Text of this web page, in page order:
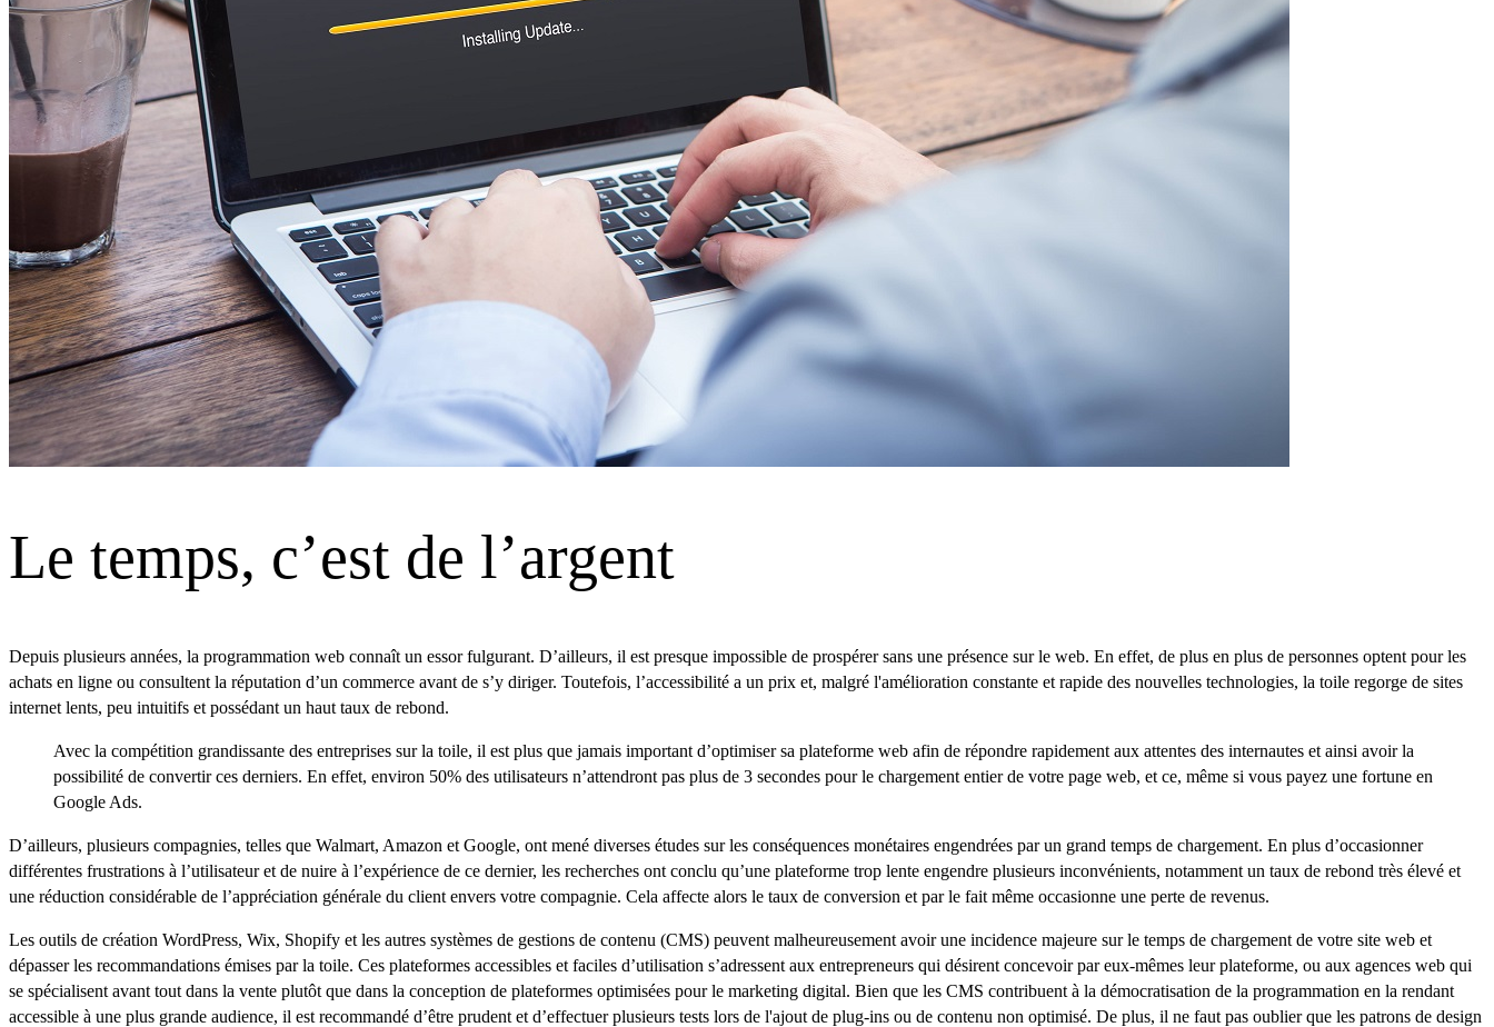
Le temps, c’est de l’argent
Depuis plusieurs années, la programmation web connaît un essor fulgurant. D’ailleurs, il est presque impossible de prospérer sans une présence sur le web. En effet, de plus en plus de personnes optent pour les
achats en ligne ou consultent la réputation d’un commerce avant de s’y diriger. Toutefois, l’accessibilité a un prix et, malgré l'amélioration constante et rapide des nouvelles technologies, la toile regorge de sites
internet lents, peu intuitifs et possédant un haut taux de rebond.
Avec la compétition grandissante des entreprises sur la toile, il est plus que jamais important d’optimiser sa plateforme web afin de répondre rapidement aux attentes des internautes et ainsi avoir la
possibilité de convertir ces derniers. En effet, environ 50% des utilisateurs n’attendront pas plus de 3 secondes pour le chargement entier de votre page web, et ce, même si vous payez une fortune en
Google Ads.
D’ailleurs, plusieurs compagnies, telles que Walmart, Amazon et Google, ont mené diverses études sur les conséquences monétaires engendrées par un grand temps de chargement. En plus d’occasionner
différentes frustrations à l’utilisateur et de nuire à l’expérience de ce dernier, les recherches ont conclu qu’une plateforme trop lente engendre plusieurs inconvénients, notamment un taux de rebond très élevé et
une réduction considérable de l’appréciation générale du client envers votre compagnie. Cela affecte alors le taux de conversion et par le fait même occasionne une perte de revenus.
Les outils de création WordPress, Wix, Shopify et les autres systèmes de gestions de contenu (CMS) peuvent malheureusement avoir une incidence majeure sur le temps de chargement de votre site web et
dépasser les recommandations émises par la toile. Ces plateformes accessibles et faciles d’utilisation s’adressent aux entrepreneurs qui désirent concevoir par eux-mêmes leur plateforme, ou aux agences web qui
se spécialisent avant tout dans la vente plutôt que dans la conception de plateformes optimisées pour le marketing digital. Bien que les CMS contribuent à la démocratisation de la programmation en la rendant
accessible à une plus grande audience, il est recommandé d’être prudent et d’effectuer plusieurs tests lors de l'ajout de plug-ins ou de contenu non optimisé. De plus, il ne faut pas oublier que les patrons de design